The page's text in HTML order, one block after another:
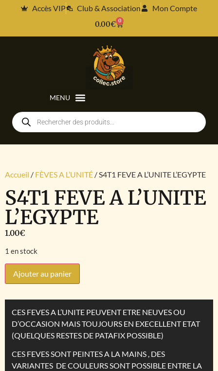
Accès VIP Club & Association
Mon Compte
0.00€ 0
Accueil / FÈVES A L’UNITÉ / S4T1 FEVE A L’UNITE L’EGYPTE
S4T1 FEVE A L’UNITE
L’EGYPTE
1.00€
1 en stock
Ajouter au panier
CES FEVES A L’UNITE PEUVENT ETRE NEUVES OU
D’OCCASION MAIS TOUJOURS EN EXECELLENT ETAT
(QUELQUES RESTES DE PATAFIX POSSIBLE)
CES FEVES SONT PEINTES A LA MAINS , DES
VARIANTES DE COULEURS SONT POSSIBLE ENTRE LA